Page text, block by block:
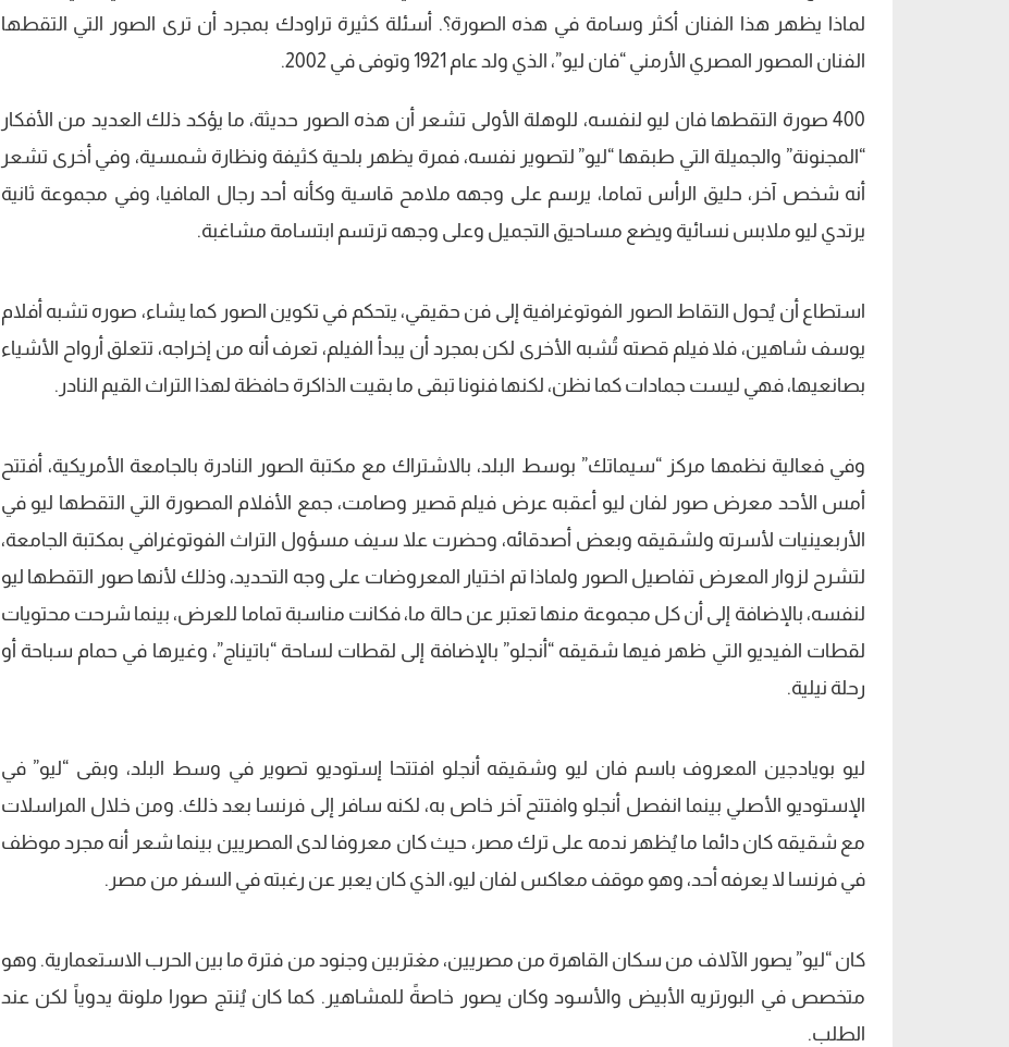
لماذا يظهر هذا الفنان أكثر وسامة في هذه الصورة؟. أسئلة كثيرة تراودك بمجرد أن ترى الصور التي التقطها
الفنان المصور المصري الأرمني “فان ليو”، الذي ولد عام 1921 وتوفى في 2002.
400 صورة التقطها فان ليو لنفسه، للوهلة الأولى تشعر أن هذه الصور حديثة، ما يؤكد ذلك العديد من الأفكار
“المجنونة” والجميلة التي طبقها “ليو” لتصوير نفسه، فمرة يظهر بلحية كثيفة ونظارة شمسية، وفي أخرى تشعر
أنه شخص آخر، حليق الرأس تماما، يرسم على وجهه ملامح قاسية وكأنه أحد رجال المافيا، وفي مجموعة ثانية
يرتدي ليو ملابس نسائية ويضع مساحيق التجميل وعلى وجهه ترتسم ابتسامة مشاغبة.
استطاع أن يُحول التقاط الصور الفوتوغرافية إلى فن حقيقي، يتحكم في تكوين الصور كما يشاء، صوره تشبه أفلام
يوسف شاهين، فلا فيلم قصته تُشبه الأخرى لكن بمجرد أن يبدأ الفيلم، تعرف أنه من إخراجه، تتعلق أرواح الأشياء
بصانعيها، فهي ليست جمادات كما نظن، لكنها فنونا تبقى ما بقيت الذاكرة حافظة لهذا التراث القيم النادر.
وفي فعالية نظمها مركز “سيماتك” بوسط البلد، بالاشتراك مع مكتبة الصور النادرة بالجامعة الأمريكية، أفتتح
أمس الأحد معرض صور لفان ليو أعقبه عرض فيلم قصير وصامت، جمع الأفلام المصورة التي التقطها ليو في
الأربعينيات لأسرته ولشقيقه وبعض أصدقائه، وحضرت علا سيف مسؤول التراث الفوتوغرافي بمكتبة الجامعة،
لتشرح لزوار المعرض تفاصيل الصور ولماذا تم اختيار المعروضات على وجه التحديد، وذلك لأنها صور التقطها ليو
لنفسه، بالإضافة إلى أن كل مجموعة منها تعتبر عن حالة ما، فكانت مناسبة تماما للعرض، بينما شرحت محتويات
لقطات الفيديو التي ظهر فيها شقيقه “أنجلو” بالإضافة إلى لقطات لساحة “باتيناج”، وغيرها في حمام سباحة أو
رحلة نيلية.
ليو بويادجين المعروف باسم فان ليو وشقيقه أنجلو افتتحا إستوديو تصوير في وسط البلد، وبقى “ليو” في
الإستوديو الأصلي بينما انفصل أنجلو وافتتح آخر خاص به، لكنه سافر إلى فرنسا بعد ذلك. ومن خلال المراسلات
مع شقيقه كان دائما ما يُظهر ندمه على ترك مصر، حيث كان معروفا لدى المصريين بينما شعر أنه مجرد موظف
في فرنسا لا يعرفه أحد، وهو موقف معاكس لفان ليو، الذي كان يعبر عن رغبته في السفر من مصر.
كان “ليو” يصور الآلاف من سكان القاهرة من مصريين، مغتربين وجنود من فترة ما بين الحرب الاستعمارية. وهو
متخصص في البورتريه الأبيض والأسود وكان يصور خاصةً للمشاهير. كما كان يُنتج صورا ملونة يدوياً لكن عند
الطلب.